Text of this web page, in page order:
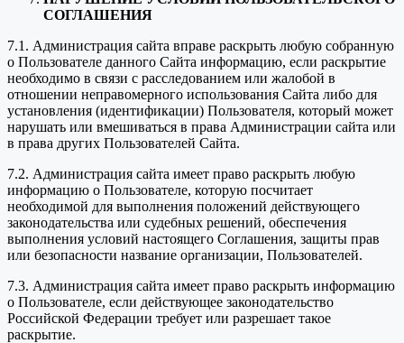
СОГЛАШЕНИЯ
7.1. Администрация сайта вправе раскрыть любую собранную
о Пользователе данного Сайта информацию, если раскрытие
необходимо в связи с расследованием или жалобой в
отношении неправомерного использования Сайта либо для
установления (идентификации) Пользователя, который может
нарушать или вмешиваться в права Администрации сайта или
в права других Пользователей Сайта.
7.2. Администрация сайта имеет право раскрыть любую
информацию о Пользователе, которую посчитает
необходимой для выполнения положений действующего
законодательства или судебных решений, обеспечения
выполнения условий настоящего Соглашения, защиты прав
или безопасности название организации, Пользователей.
7.3. Администрация сайта имеет право раскрыть информацию
о Пользователе, если действующее законодательство
Российской Федерации требует или разрешает такое
раскрытие.